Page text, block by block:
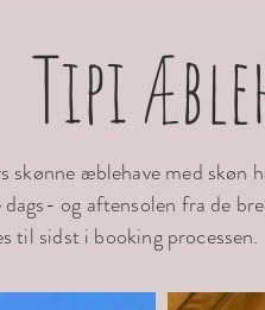
Tipi
æblehave med skøn
og aftensolen fra de
til sidst i booking processen.